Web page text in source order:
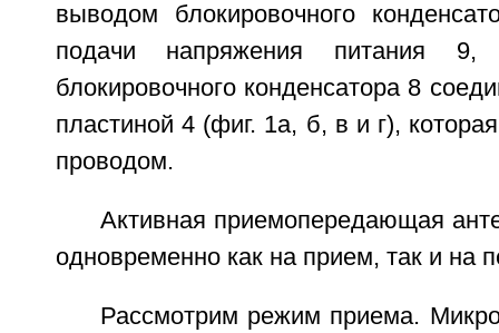
выводом блокировочного
подачи напряжения питания
блокировочного конденсатора 8
пластиной 4 (фиг. 1а, б, в и г),
проводом.
Активная приемопередающая
одновременно как на прием, так и на
Рассмотрим режим приема.